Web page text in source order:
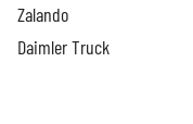
Zalando
Daimler Truck